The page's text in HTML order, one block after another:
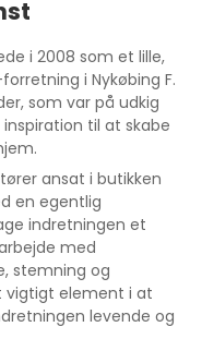
i 2008 som et lille,
i Nykøbing F.
som var på udkig
til at skabe
ansat i butikken
en egentlig
indretningen et
med
stemning og
vigtigt element i at
levende og